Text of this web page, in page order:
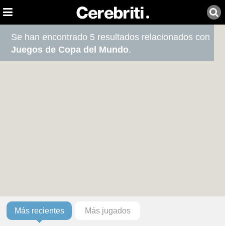
Se han encontrado 5 resultados relacionados con
Juegos de Copa del Mundo.
Más recientes Más jugados